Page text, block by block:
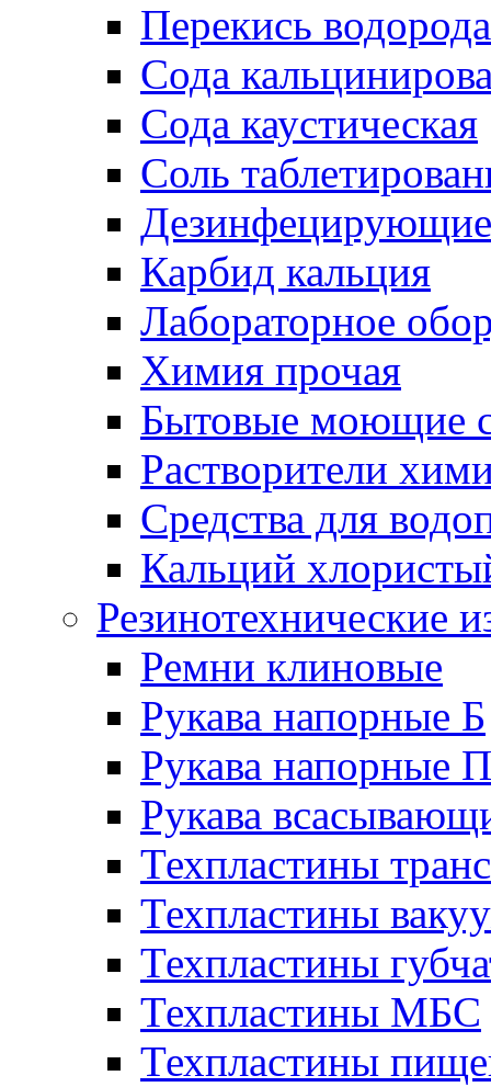
Перекись водорода
Сода
Сода каустическая
Соль
Дезинфецирующие
Карбид кальция
Лабораторное
Химия прочая
Бытовые моющие
Растворители
Средства для
Кальций
Резинотехнические
Ремни клиновые
Рукава напорные Б
Рукава напорные П
Рукава
Техпластины
Техпластины
Техпластины
Техпластины МБС
Техпластины